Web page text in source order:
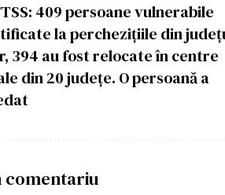
409 persoane vulnerabile
la perchezițiile din
394 au fost relocate în centre
din 20 județe. O persoană a
comentariu